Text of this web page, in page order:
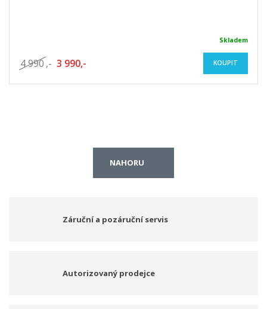
Skladem
4 990,- 3 990,- KOUPIT
NAHORU
Záruční a pozáruční servis
Autorizovaný prodejce